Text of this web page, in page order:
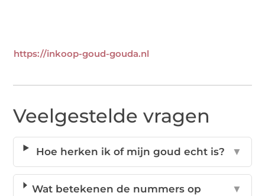
https://inkoop-goud-gouda.nl
Veelgestelde vragen
Hoe herken ik of mijn goud echt is? ▼
Wat betekenen de nummers op ▼